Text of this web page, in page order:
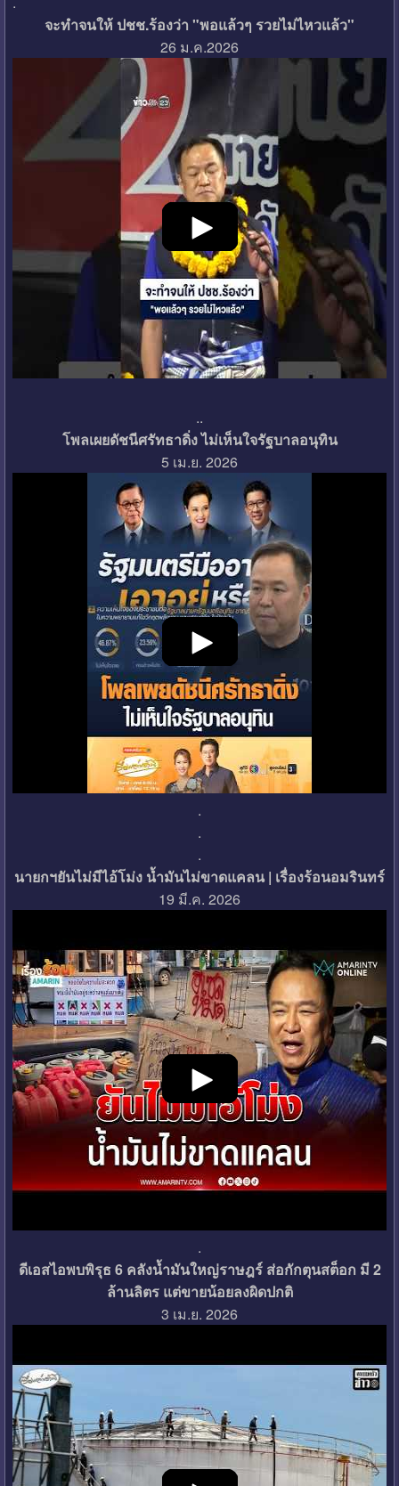
จะทำจนให้ ปชช.ร้องว่า "พอแล้วๆ รวยไม่ไหวแล้ว"
26 ม.ค.2026
..
โพลเผยดัชนีศรัทธาดิ่ง ไม่เห็นใจรัฐบาลอนุทิน
5 เม.ย. 2026
.
.
.
นายกฯยันไม่มีไอ้โม่ง น้ำมันไม่ขาดแคลน | เรื่องร้อนอมรินทร์
19 มี.ค. 2026
.
ดีเอสไอพบพิรุธ 6 คลังน้ำมันใหญ่ราษฎร์ ส่อกักตุนสต็อก มี 2
ล้านลิตร แต่ขายน้อยลงผิดปกติ
3 เม.ย. 2026